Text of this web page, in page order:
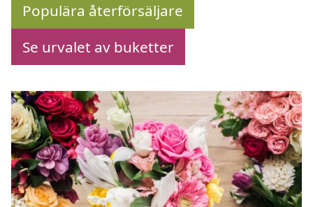
Populära återförsäljare
Se urvalet av buketter